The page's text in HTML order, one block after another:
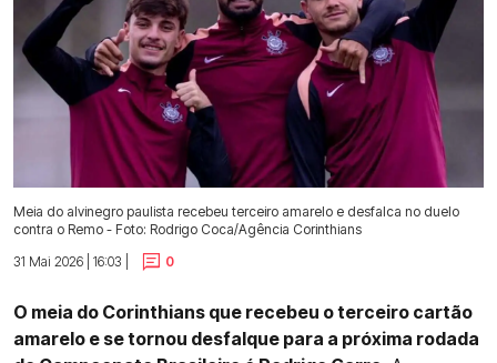
Meia do alvinegro paulista recebeu terceiro amarelo e desfalca no duelo
contra o Remo - Foto: Rodrigo Coca/Agência Corinthians
31 Mai 2026 | 16:03 |
0
O meia do Corinthians que recebeu o terceiro cartão
amarelo e se tornou desfalque para a próxima rodada